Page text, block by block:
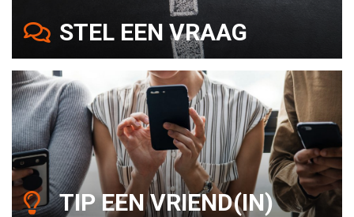
STEL EEN VRAAG
TIP EEN VRIEND(IN)